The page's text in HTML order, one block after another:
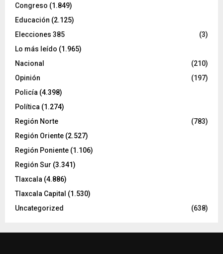
Congreso (1.849)
Educación (2.125)
Elecciones 385
(3)
Lo más leído (1.965)
Nacional
(210)
Opinión
(197)
Policía (4.398)
Política (1.274)
Región Norte
(783)
Región Oriente (2.527)
Región Poniente (1.106)
Región Sur (3.341)
Tlaxcala (4.886)
Tlaxcala Capital (1.530)
Uncategorized
(638)